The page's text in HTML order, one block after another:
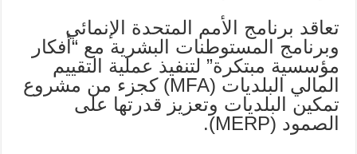
تعاقد برنامج الأمم المتحدة الإنمائي
وبرنامج المستوطنات البشرية مع “أفكار
مؤسسية مبتكرة” لتنفيذ عملية التقييم
المالي البلديات (MFA) كجزء من مشروع
تمكين البلديات وتعزيز قدرتها على
الصمود (MERP).